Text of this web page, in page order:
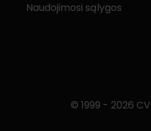
Naudojimosi sąlygos
© 1999 - 2026